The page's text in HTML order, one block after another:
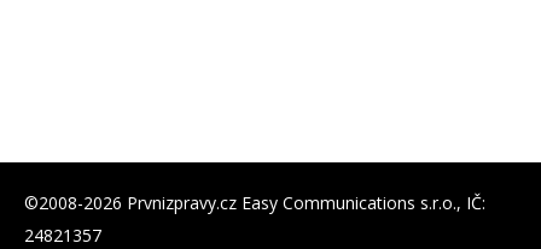
©2008-2026 Prvnizpravy.cz Easy Communications s.r.o., IČ:
24821357